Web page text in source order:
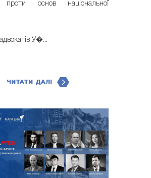
проти основ національної
У�...
ЧИТАТИ ДАЛІ